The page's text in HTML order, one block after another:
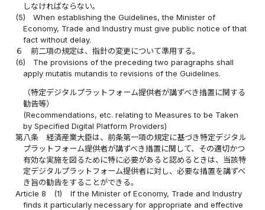
しなければならない。
(5)
When establishing the Guidelines, the Minister of
Economy, Trade and Industry must give public notice of that
fact without delay.
６
前二項の規定は、指針の変更について準用する。
(6)
The provisions of the preceding two paragraphs shall
apply mutatis mutandis to revisions of the Guidelines.
（特定デジタルプラットフォーム提供者が講ずべき措置に関する
勧告等）
(Recommendations, etc. relating to Measures to be Taken
by Specified Digital Platform Providers)
第八条
経済産業大臣は、前条第一項の規定に基づき特定デジタル
プラットフォーム提供者が講ずべき措置に関して、その適切かつ
有効な実施を図るために特に必要があると認めるときは、当該特
定デジタルプラットフォーム提供者に対し、必要な措置を講ずべ
き旨の勧告をすることができる。
Article 8
(1)
If the Minister of Economy, Trade and Industry
finds it particularly necessary for appropriate and effective